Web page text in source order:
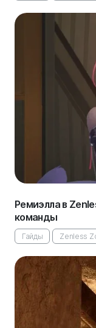
Ремиэлла в
команды
Гайды Zenless